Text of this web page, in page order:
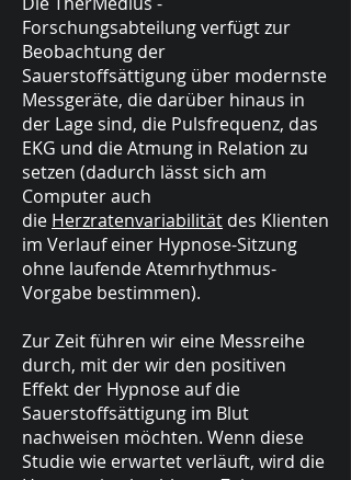
Forschungsabteilung verfügt zur
Beobachtung der
Sauerstoffsättigung über modernste
Messgeräte, die darüber hinaus in
der Lage sind, die Pulsfrequenz, das
EKG und die Atmung in Relation zu
setzen (dadurch lässt sich am
Computer auch
die Herzratenvariabilität des Klienten
im Verlauf einer Hypnose-Sitzung
ohne laufende Atemrhythmus-
Vorgabe bestimmen).
Zur Zeit führen wir eine Messreihe
durch, mit der wir den positiven
Effekt der Hypnose auf die
Sauerstoffsättigung im Blut
nachweisen möchten. Wenn diese
Studie wie erwartet verläuft, wird die